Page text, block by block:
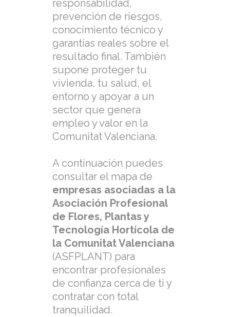
responsabilidad,
prevención de riesgos,
conocimiento técnico y
garantías reales sobre el
resultado final. También
supone proteger tu
vivienda, tu salud, el
entorno y apoyar a un
sector que genera
empleo y valor en la
Comunitat Valenciana.
A continuación puedes
consultar el mapa de
empresas asociadas a la
Asociación Profesional
de Flores, Plantas y
Tecnología Hortícola de
la Comunitat Valenciana
(ASFPLANT) para
encontrar profesionales
de confianza cerca de ti y
contratar con total
tranquilidad.